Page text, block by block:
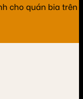
cho quán bia trên